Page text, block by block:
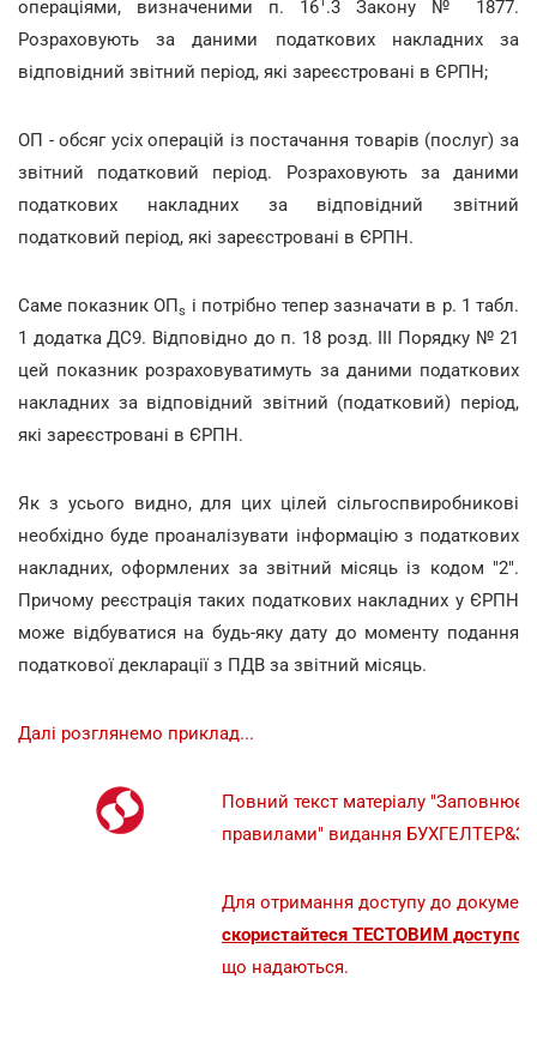
операціями, визначеними п. 16 .3 Закону № 1877.
Розраховують за даними податкових накладних за
відповідний звітний період, які зареєстровані в ЄРПН;
ОП - обсяг усіх операцій із постачання товарів (послуг) за
звітний податковий період. Розраховують за даними
податкових накладних за відповідний звітний
податковий період, які зареєстровані в ЄРПН.
Саме показник ОПs і потрібно тепер зазначати в р. 1 табл.
1 додатка ДС9. Відповідно до п. 18 розд. ІІІ Порядку № 21
цей показник розраховуватимуть за даними податкових
накладних за відповідний звітний (податковий) період,
які зареєстровані в ЄРПН.
Як з усього видно, для цих цілей сільгоспвиробникові
необхідно буде проаналізувати інформацію з податкових
накладних, оформлених за звітний місяць із кодом "2".
Причому реєстрація таких податкових накладних у ЄРПН
може відбуватися на будь-яку дату до моменту подання
податкової декларації з ПДВ за звітний місяць.
Далі розглянемо приклад...
Повний текст матеріалу
правилами" видання
Для отримання доступу до
скористайтеся ТЕСТОВИМ доступом
що надаються.